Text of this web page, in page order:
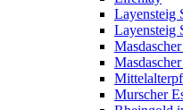
Layensteig
Layensteig
Murscher